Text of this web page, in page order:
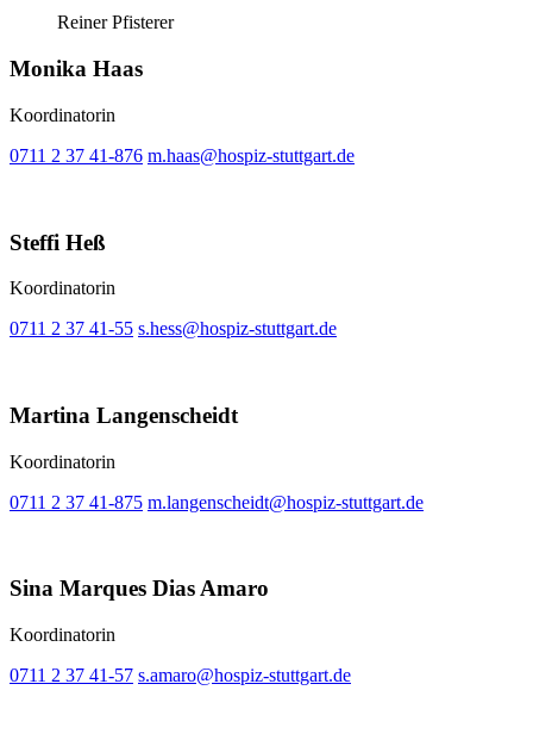
Reiner Pfisterer
Monika Haas
Koordinatorin
0711 2 37 41-876 m.haas@hospiz-stuttgart.de
Steffi Heß
Koordinatorin
0711 2 37 41-55 s.hess@hospiz-stuttgart.de
Martina Langenscheidt
Koordinatorin
0711 2 37 41-875 m.langenscheidt@hospiz-stuttgart.de
Sina Marques Dias Amaro
Koordinatorin
0711 2 37 41-57 s.amaro@hospiz-stuttgart.de